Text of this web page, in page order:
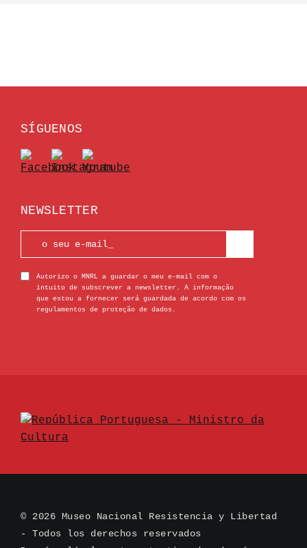
SÍGUENOS
NEWSLETTER
Autorizo o MNRL a guardar o meu e-mail com o
intuito de subscrever a newsletter. A informação
que estou a fornecer será guardada de acordo com os
regulamentos de proteção de dados.
© 2026 Museo Nacional Resistencia y Libertad
- Todos los derechos reservados